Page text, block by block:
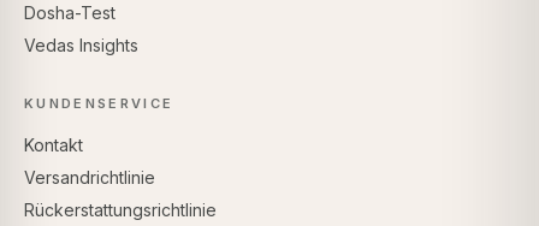
Dosha-Test
Vedas Insights
KUNDENSERVICE
Kontakt
Versandrichtlinie
Rückerstattungsrichtlinie